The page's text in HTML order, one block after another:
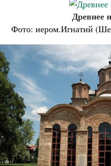
Древнее
Фото: иером.Игнатий